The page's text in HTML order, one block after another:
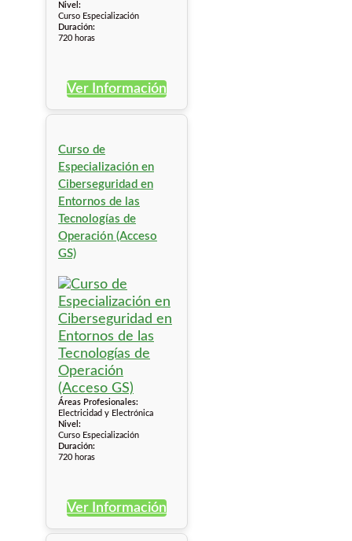
Nivel:
Curso Especialización
Duración:
720 horas
Ver Información
Curso de
Especialización en
Ciberseguridad en
Entornos de las
Tecnologías de
Operación (Acceso
GS)
Áreas Profesionales:
Electricidad y Electrónica
Nivel:
Curso Especialización
Duración:
720 horas
Ver Información